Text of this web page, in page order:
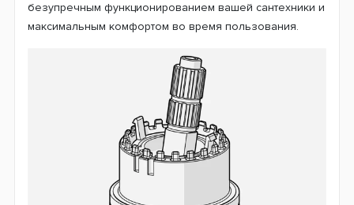
безупречным функционированием вашей сантехники и
максимальным комфортом во время пользования.